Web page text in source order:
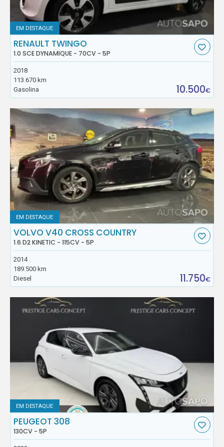
EM DESTAQUE
RENAULT TWINGO
1.0 SCE DYNAMIQUE - 70CV - 5P
2018
113.670 km
Gasolina
10.500€
EM DESTAQUE
VOLVO V40 CROSS COUNTRY
1.6 D2 KINETIC - 115CV - 5P
2014
189.500 km
Diesel
11.750€
EM DESTAQUE
PEUGEOT 308
130CV - 5P